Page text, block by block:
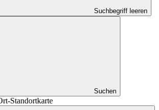
Suchbegriff leeren
Suchen
Standortkarte